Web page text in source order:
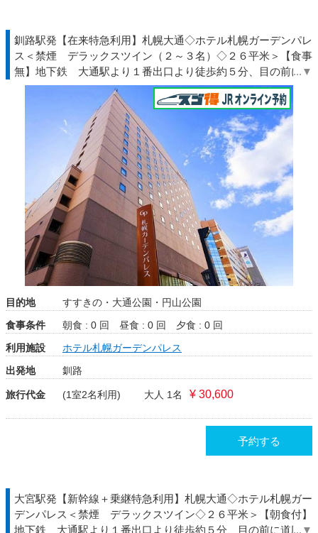
釧路駅発【在来特急利用】札幌大通◇ホテル札幌ガーデンパレ
ス＜禁煙 デラックスツイン（２～３名）◇２６平米＞【食事
無】地下鉄 大通駅より１番出口より徒歩約５分、目の前に道
庁♪◆北海道◇ＪＲきっぷ駅受取
目的地
すすきの・大通公園・円山公園
食事条件
朝食 : 0 回 昼食 : 0 回
夕食 : 0 回
利用施設
ホテル札幌ガーデンパレス
出発地
釧路
旅行代金 (1室2名利用) 大人 1名 ¥ 30,600
予約する
大宮駅発【新幹線＋乗継特急利用】札幌大通◇ホテル札幌ガー
デンパレス＜禁煙 デラックスツイン◇２６平米＞【朝食付】
地下鉄 大通駅より１番出口より徒歩約５分、目の前に道庁◆